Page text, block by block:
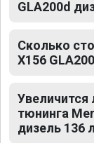
GLA200d
Сколько
X156
Увеличится
тюнинга
дизель 136